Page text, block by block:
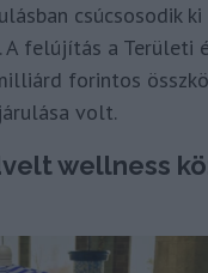
csúcsosodik
. A felújítás a Területi
forintos
volt.
wellness